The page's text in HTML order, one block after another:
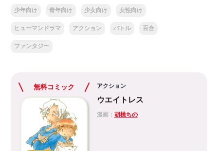
少年向け 青年向け 少女向け 女性向け
ヒューマンドラマ アクション バトル 百合
ファンタジー
無料コミック アクション
ウエイトレス
漫画： 胡桃ちの